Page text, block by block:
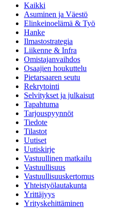
Kaikki
Asuminen ja Väestö
Elinkeinoelämä & Työ
Hanke
Ilmastostrategia
Liikenne & Infra
Omistajanvaihdos
Osaajien houkuttelu
Pietarsaaren seutu
Rekrytointi
Selvitykset ja julkaisut
Tapahtuma
Tarjouspyynnöt
Tiedote
Tilastot
Uutiset
Uutiskirje
Vastuullinen matkailu
Vastuullisuus
Vastuullisuuskertomus
Yhteistyölautakunta
Yrittäjyys
Yrityskehittäminen